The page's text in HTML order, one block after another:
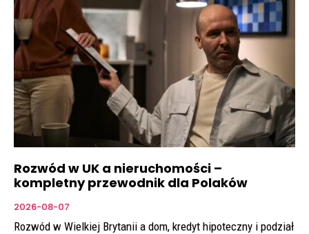
Rozwód w UK a nieruchomości –
kompletny przewodnik dla Polaków
2026-08-07
Rozwód w Wielkiej Brytanii a dom, kredyt hipoteczny i podział